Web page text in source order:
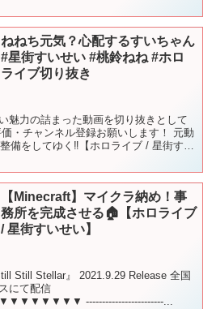
ねねち元気？心配するすいちゃん
#星街すいせい #桃鈴ねね #ホロ
ライブ切り抜き
魅力の詰まった動画を切り抜きとして
・チャンネル登録お願いします！ 元動
備をしてゆく‼【ホロライブ / 星街すい
【Minecraft】マイクラ納め！事
務所を完成させる🏠【ホロライブ
/ 星街すいせい】
Still Stellar』 2021.9.29 Release 全国
にて配信
------------------------...